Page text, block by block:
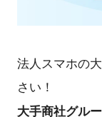
法人スマホの大
さい！
大手商社グル